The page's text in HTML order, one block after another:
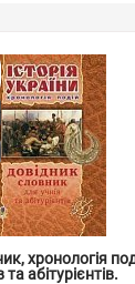
хронологія
та абітурієнтів.